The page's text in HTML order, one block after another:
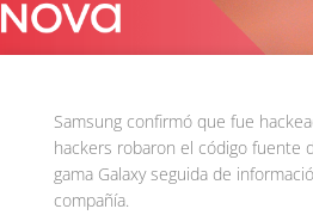
Samsung confirmó que fue
hackers robaron el código fuente
gama Galaxy seguida de
compañía.